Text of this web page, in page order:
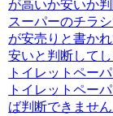
が高いか安いか
スーパーのチラ
が安売りと書か
安いと判断して
トイレットペー
トイレットペー
ば判断できませ